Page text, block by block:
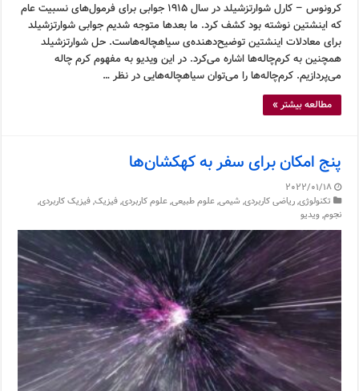
کرونوس – کارل شوارتزشیلد در سال ۱۹۱۵ جوابی برای فرمول‌های نسبیت عام
که اینشتین نوشته بود کشف کرد. ما بعدها متوجه شدیم جوابی شوارتزشیلد
برای معادلات اینشتین توضیح‌دهنده‌ی سیاهچاله‌هاست. حل شوارتزشیلد
همچنین به کرم‌چاله‌ها اشاره می‌کرد. در این ویدیو به مفهوم کرم چاله
می‌پردازیم. کرم‌چاله‌ها را می‌توان سیاهچاله‌هایی در نظر …
مطالعه بیشتر »
پنج امکان برای سفر به کهکشان‌ها
2022/01/18
تکنولوژی,ریاضی کاربردی, شیمی,علوم طبیعی,علوم کاربردی,فیزیک,فیزیک کاربردی,
نجوم,ویدیو